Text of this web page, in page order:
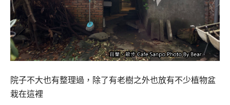
院子不大也有整理過，除了有老樹之外也放有不少植物盆
栽在這裡